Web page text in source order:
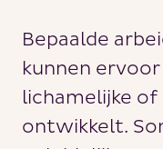
Bepaalde
kunnen
lichamelijke
ontwikkelt.